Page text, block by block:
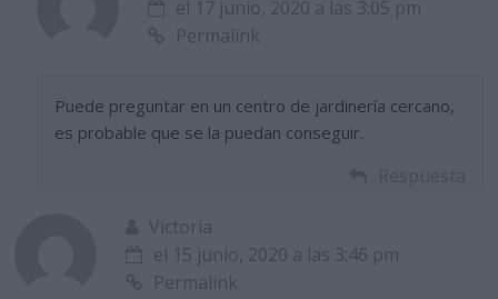
el 17 junio, 2020 a las 3:05 pm
Permalink
Puede preguntar en un centro de jardinería cercano,
es probable que se la puedan conseguir.
Victoria
el 15 junio, 2020 a las 3:46 pm
Permalink